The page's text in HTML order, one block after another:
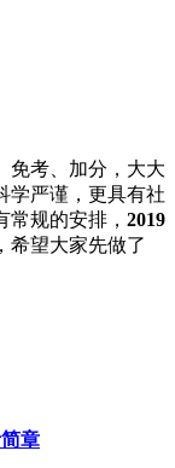
免考、加分，大大
学严谨，更具有社
规的安排， 2019
希望大家先做了
章